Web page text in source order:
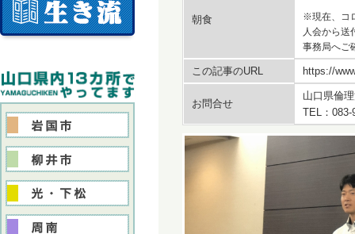
朝食
※現在、コ
人会から送
事務局へご
この記事のURL https://
お問合せ
山口県倫
TEL：